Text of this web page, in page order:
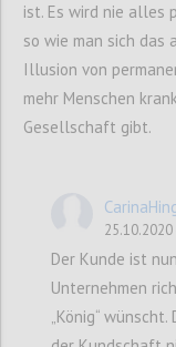
Produktion
Globus
Liefer- und
auch
gezeigt,
dieCircular
Lifecycles).
resilienteren
ist. Es wird nie alles
so wie man sich das
Illusion von
mehr Menschen
Gesellschaft gibt.
25.10.2020
Der Kunde ist
Unternehmen
„König“